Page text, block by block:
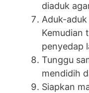
diaduk
Aduk-
Kemudian
penyedap
Tunggu
mendidih
Siapkan